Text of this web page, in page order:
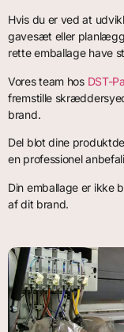
Hvis du er ved at
gavesæt eller
rette emballage have
Vores team hos DST-
fremstille
brand.
Del blot dine
en professionel
Din emballage er ikke
af dit brand.